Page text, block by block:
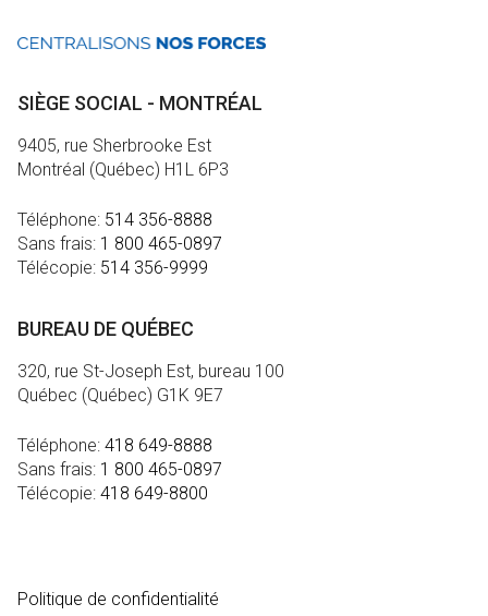
SIÈGE SOCIAL - MONTRÉAL
9405, rue Sherbrooke Est
Montréal (Québec) H1L 6P3
Téléphone: 514 356-8888
Sans frais: 1 800 465-0897
Télécopie: 514 356-9999
BUREAU DE QUÉBEC
320, rue St-Joseph Est, bureau 100
Québec (Québec) G1K 9E7
Téléphone: 418 649-8888
Sans frais: 1 800 465-0897
Télécopie: 418 649-8800
Politique de confidentialité